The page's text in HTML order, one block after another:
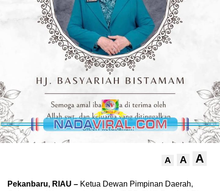
A A A
Pekanbaru, RIAU – Ketua Dewan Pimpinan Daerah,